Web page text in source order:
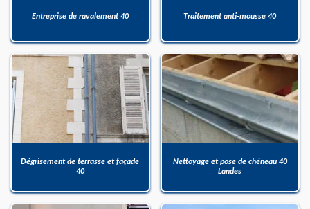
Entreprise de ravalement 40 Traitement anti-mousse 40
Dégrisement de terrasse et façade
40
Nettoyage et pose de chéneau 40
Landes